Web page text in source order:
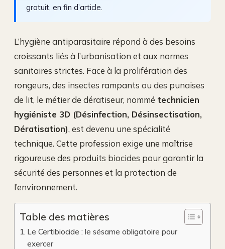
gratuit, en fin d’article.
L’hygiène antiparasitaire répond à des besoins
croissants liés à l’urbanisation et aux normes
sanitaires strictes. Face à la prolifération des
rongeurs, des insectes rampants ou des punaises
de lit, le métier de dératiseur, nommé technicien
hygiéniste 3D (Désinfection, Désinsectisation,
Dératisation), est devenu une spécialité
technique. Cette profession exige une maîtrise
rigoureuse des produits biocides pour garantir la
sécurité des personnes et la protection de
l’environnement.
Table des matières
Le Certibiocide : le sésame obligatoire pour
exercer